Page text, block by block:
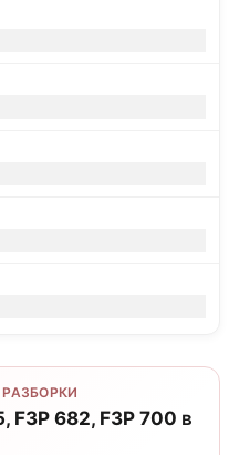
F3P 682, F3P 700 в